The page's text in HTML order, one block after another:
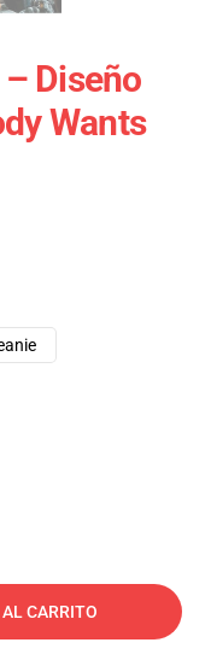
Diseño
Wants
CARRITO